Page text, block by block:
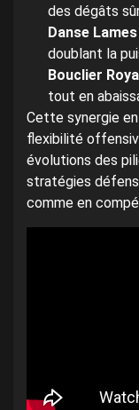
des dégâts
Danse Lames
doublant la
Bouclier
tout en
Cette synergie
flexibilité
évolutions des
stratégies
comme en